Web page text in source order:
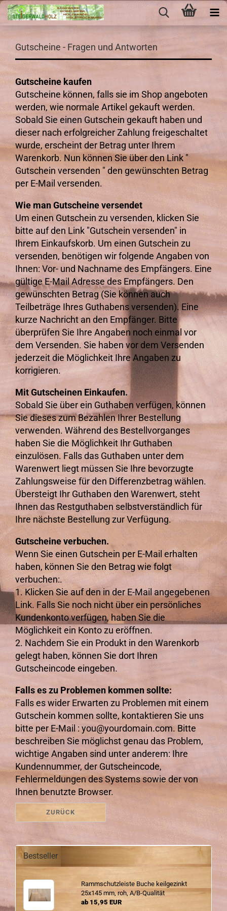
Gutscheine - Fragen und Antworten
Gutscheine kaufen
Gutscheine können, falls sie im Shop angeboten
werden, wie normale Artikel gekauft werden.
Sobald Sie einen Gutschein gekauft haben und
dieser nach erfolgreicher Zahlung freigeschaltet
wurde, erscheint der Betrag unter Ihrem
Warenkorb. Nun können Sie über den Link "
Gutschein versenden " den gewünschten Betrag
per E-Mail versenden.
Wie man Gutscheine versendet
Um einen Gutschein zu versenden, klicken Sie
bitte auf den Link "Gutschein versenden" in
Ihrem Einkaufskorb. Um einen Gutschein zu
versenden, benötigen wir folgende Angaben von
Ihnen: Vor- und Nachname des Empfängers. Eine
gültige E-Mail Adresse des Empfängers. Den
gewünschten Betrag (Sie können auch
Teilbeträge Ihres Guthabens versenden). Eine
kurze Nachricht an den Empfänger. Bitte
überprüfen Sie Ihre Angaben noch einmal vor
dem Versenden. Sie haben vor dem Versenden
jederzeit die Möglichkeit Ihre Angaben zu
korrigieren.
Mit Gutscheinen Einkaufen.
Sobald Sie über ein Guthaben verfügen, können
Sie dieses zum Bezahlen Ihrer Bestellung
verwenden. Während des Bestellvorganges
haben Sie die Möglichkeit Ihr Guthaben
einzulösen. Falls das Guthaben unter dem
Warenwert liegt müssen Sie Ihre bevorzugte
Zahlungsweise für den Differenzbetrag wählen.
Übersteigt Ihr Guthaben den Warenwert, steht
Ihnen das Restguthaben selbstverständlich für
Ihre nächste Bestellung zur Verfügung.
Gutscheine verbuchen.
Wenn Sie einen Gutschein per E-Mail erhalten
haben, können Sie den Betrag wie folgt
verbuchen:.
1. Klicken Sie auf den in der E-Mail angegebenen
Link. Falls Sie noch nicht über ein persönliches
Kundenkonto verfügen, haben Sie die
Möglichkeit ein Konto zu eröffnen.
2. Nachdem Sie ein Produkt in den Warenkorb
gelegt haben, können Sie dort Ihren
Gutscheincode eingeben.
Falls es zu Problemen kommen sollte:
Falls es wider Erwarten zu Problemen mit einem
Gutschein kommen sollte, kontaktieren Sie uns
bitte per E-Mail : you@yourdomain.com. Bitte
beschreiben Sie möglichst genau das Problem,
wichtige Angaben sind unter anderem: Ihre
Kundennummer, der Gutscheincode,
Fehlermeldungen des Systems sowie der von
Ihnen benutzte Browser.
ZURÜCK
Bestseller
Ramm­schutz­leis­te Buche keil­ge­zinkt
25x145 mm, roh, A/B-​Qualität
ab 15,95 EUR